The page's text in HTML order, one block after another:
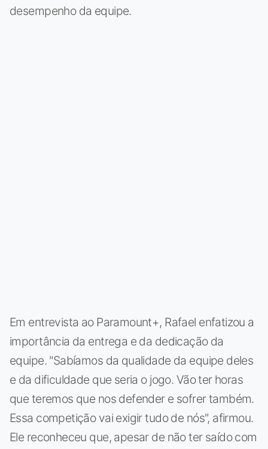
desempenho da equipe.
Em entrevista ao Paramount+, Rafael enfatizou a
importância da entrega e da dedicação da
equipe. "Sabíamos da qualidade da equipe deles
e da dificuldade que seria o jogo. Vão ter horas
que teremos que nos defender e sofrer também.
Essa competição vai exigir tudo de nós", afirmou.
Ele reconheceu que, apesar de não ter saído com